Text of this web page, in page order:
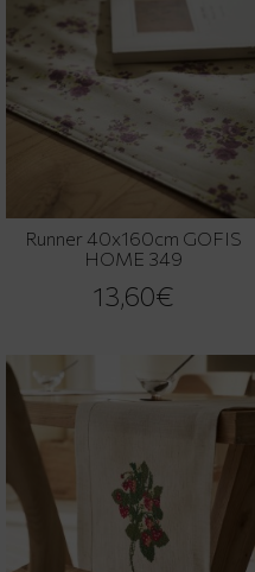
Runner 40x160cm GOFIS
HOME 349
13,60€